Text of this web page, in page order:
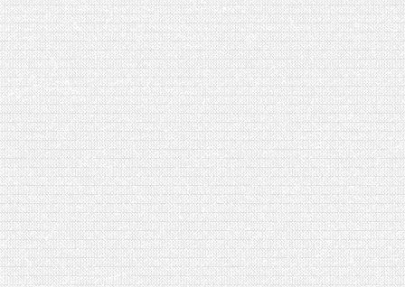
MARS 2024 FEAT. AKILA
[VIDÉO] LA SÉLECTION DU MOIS
#JANVIER2024
[VIDÉO] HELLOFRESH #34 : IDÉES
RECETTES RISOTTO